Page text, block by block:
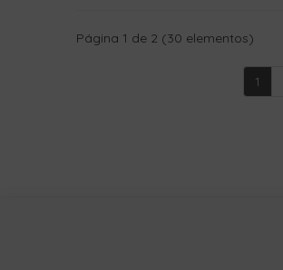
Página 1 de 2 (30 elementos)
1